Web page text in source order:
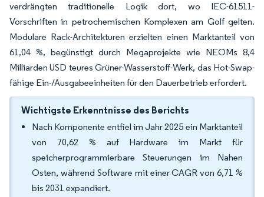
verdrängten traditionelle Logik dort, wo IEC-61511-
Vorschriften in petrochemischen Komplexen am Golf gelten.
Modulare Rack-Architekturen erzielten einen Marktanteil von
61,04 %, begünstigt durch Megaprojekte wie NEOMs 8,4
Milliarden USD teures Grüner-Wasserstoff-Werk, das Hot-Swap-
fähige Ein-/Ausgabeeinheiten für den Dauerbetrieb erfordert.
Wichtigste Erkenntnisse des Berichts
Nach Komponente entfiel im Jahr 2025 ein Marktanteil
von 70,62 % auf Hardware im Markt für
speicherprogrammierbare Steuerungen im Nahen
Osten, während Software mit einer CAGR von 6,71 %
bis 2031 expandiert.